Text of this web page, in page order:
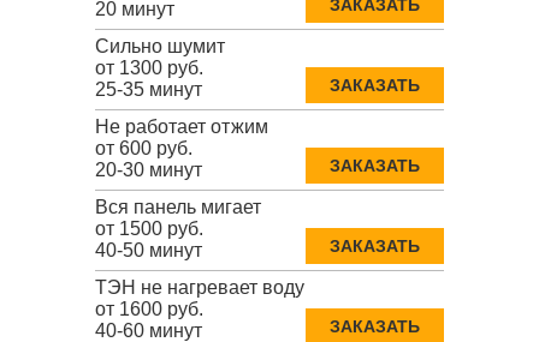
20 минут ЗАКАЗАТЬ
Сильно шумит
от 1300 руб.
25-35 минут
ЗАКАЗАТЬ
Не работает отжим
от 600 руб.
20-30 минут
ЗАКАЗАТЬ
Вся панель мигает
от 1500 руб.
40-50 минут
ЗАКАЗАТЬ
ТЭН не нагревает воду
от 1600 руб.
40-60 минут
ЗАКАЗАТЬ